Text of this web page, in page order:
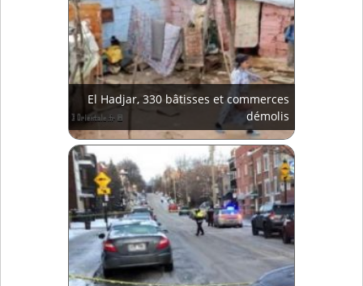
El Hadjar, 330 bâtisses et commerces
démolis